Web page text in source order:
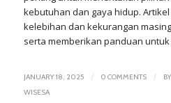
kebutuhan dan gaya hidup.
kelebihan dan kekurangan
serta memberikan panduan untuk
JANUARY 18, 2025 / 0 COMMENTS / BY
WISESA